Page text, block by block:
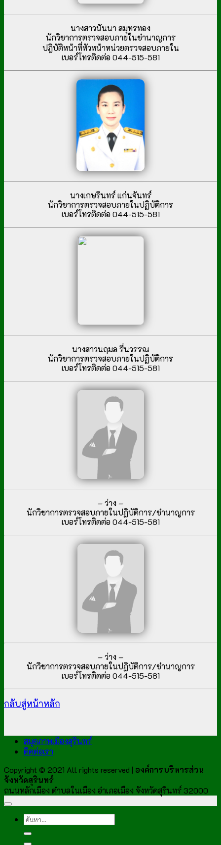
นางสาวนันนา สมุทรทอง
นักวิชาการตรวจสอบภายในชำนาญการ
ปฎิบัติหน้าที่หัวหน้าหน่วยตรวจสอบภายใน
เบอร์โทรติดต่อ 044-515-581
นางเกษรินทร์ แก่นจันทร์
นักวิชาการตรวจสอบภายในปฏิบัติการ
เบอร์โทรติดต่อ 044-515-581
นางสาวนฤมล รื่นวรรณ
นักวิชาการตรวจสอบภายในปฏิบัติการ
เบอร์โทรติดต่อ 044-515-581
– ว่าง –
นักวิชาการตรวจสอบภายในปฏิบัติการ/ชำนาญการ
เบอร์โทรติดต่อ 044-515-581
– ว่าง –
นักวิชาการตรวจสอบภายในปฏิบัติการ/ชำนาญการ
เบอร์โทรติดต่อ 044-515-581
กลับสู่หน้าหลัก
สมุดภาพเมืองสุรินทร์
ติดต่อเรา
Copyright © 2021 All rights reserved | องค์การบริหารส่วน
จังหวัดสุรินทร์
ถนนหลักเมือง ตำบลในเมือง อำเภอเมือง จังหวัดสุรินทร์ 32000